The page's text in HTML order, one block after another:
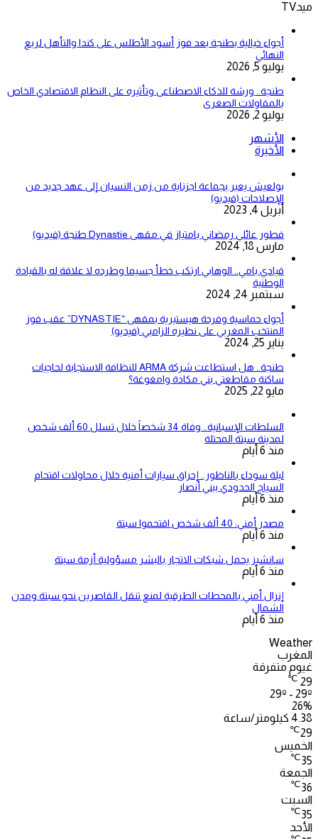
ميدTV
أجواء خيالية بطنجة بعد فوز أسود الأطلس على كندا والتأهل لربع
النهائي
يوليو 5, 2026
طنجة.. ورشة للذكاء الاصطناعى وتأثيره على النظام الاقتصادي الخاص
بالمقاولات الصغرى
يوليو 2, 2026
الأشهر
الأخيرة
بولعيش يعبر بجماعة اجزناية من زمن النسيان إلى عهد جديد من
الإصلاحات (فيديو)
أبريل 4, 2023
فطور عائلي رمضاني بامتياز في مقهى Dynastie طنجة (فيديو)
مارس 18, 2024
قيادي بامي.. الوهابي ارتكب خطأ جسيما وطرده لا علاقة له بالقيادة
الوطنية
سبتمبر 24, 2024
أجواء حماسية وفرحة هيستيرية بمقهى “DYNASTIE” عقب فوز
المنتخب المغربي على نظيره الزامبي (فيديو)
يناير 25, 2024
طنجة.. هل استطاعت شركة ARMA للنظافة الاستجابة لحاجيات
ساكنة مقاطعتي بني مكادة وامغوغة؟
مايو 22, 2025
السلطات الإسبانية.. وفاة 34 شخصاً خلال تسلل 60 ألف شخص
لمدينة سبتة المحتلة
منذ 6 أيام
ليلة سوداء بالناظور.. إحراق سيارات أمنية خلال محاولات اقتحام
السياج الحدودي ببني أنصار
منذ 6 أيام
مصدر أمني: 40 ألف شخص اقتحموا سبتة
منذ 6 أيام
سانشيز يحمل شبكات الاتجار بالبشر مسؤولية أزمة سبتة
منذ 6 أيام
إنزال أمني بالمحطات الطرقية لمنع تنقل القاصرين نحو سبتة ومدن
الشمال
منذ 6 أيام
Weather
المغرب
غيوم متفرقة
29
℃
29º - 29º
26%
4.38 كيلومتر/ساعة
29
℃
الخميس
35
℃
الجمعة
36
℃
السبت
35
℃
الأحد